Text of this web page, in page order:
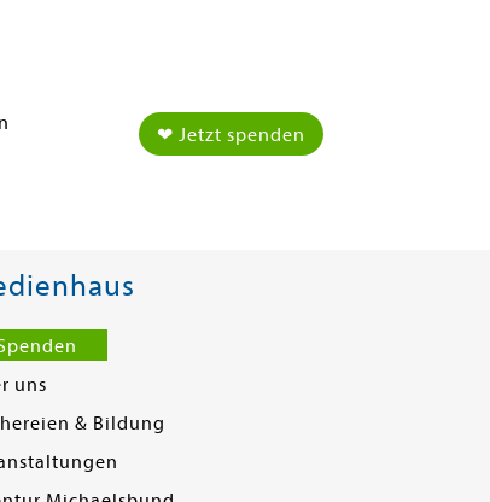
❤ Jetzt spenden
uns
& Bildung